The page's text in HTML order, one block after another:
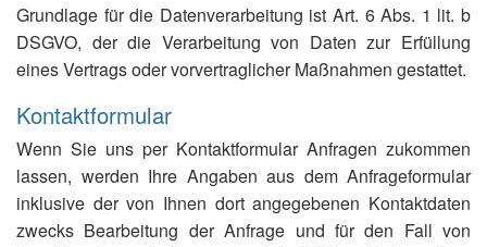
Grundlage für die Datenverarbeitung ist Art. 6 Abs. 1 lit. b
DSGVO, der die Verarbeitung von Daten zur Erfüllung
eines Vertrags oder vorvertraglicher Maßnahmen gestattet.
Kontaktformular
Wenn Sie uns per Kontaktformular Anfragen zukommen
lassen, werden Ihre Angaben aus dem Anfrageformular
inklusive der von Ihnen dort angegebenen Kontaktdaten
zwecks Bearbeitung der Anfrage und für den Fall von